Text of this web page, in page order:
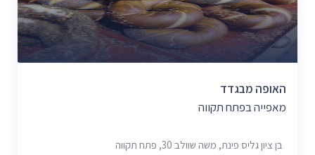
האופה מבגדד
מאפייה בפתח תקווה
בן ציון גליס פינת, משה שוולב 30, פתח תקווה